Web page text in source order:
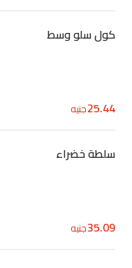
كول سلو وسط
25.44جنيه
سلطة خضراء
35.09جنيه